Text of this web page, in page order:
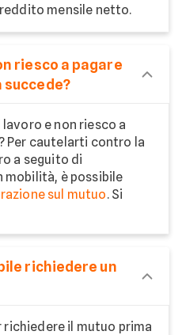
mensile netto.
riesco a pagare
succede?
e non riesco a
Per cautelarti contro la
a seguito di
mobilità, è possibile
sul mutuo. Si
richiedere un
richiedere il mutuo prima